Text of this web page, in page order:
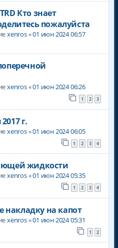
Кто знает
пожалуйста
xenros«01 июн 2024 06:57
xenros«01 июн 2024 06:26
1 2 3
г.
xenros«01 июн 2024 06:05
1 2 3 4
жидкости
xenros«01 июн 2024 05:35
1 2 3 4
накладку на капот
xenros«01 июн 2024 05:31
1 2